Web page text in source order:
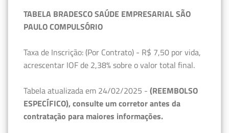
TABELA BRADESCO SAÚDE EMPRESARIAL SÃO
PAULO COMPULSÓRIO
Taxa de Inscrição: (Por Contrato) - R$ 7,50 por vida,
acrescentar IOF de 2,38% sobre o valor total final.
Tabela atualizada em 24/02/2025 - (REEMBOLSO
ESPECÍFICO), consulte um corretor antes da
contratação para maiores informações.